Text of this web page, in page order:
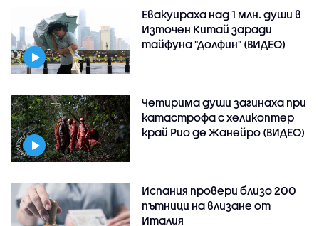
Евакуираха над 1 млн. души в
Източен Китай заради
тайфуна "Долфин" (ВИДЕО)
Четирима души загинаха при
катастрофа с хеликоптер
край Рио де Жанейро (ВИДЕО)
Испания провери близо 200
пътници на влизане от
Италия